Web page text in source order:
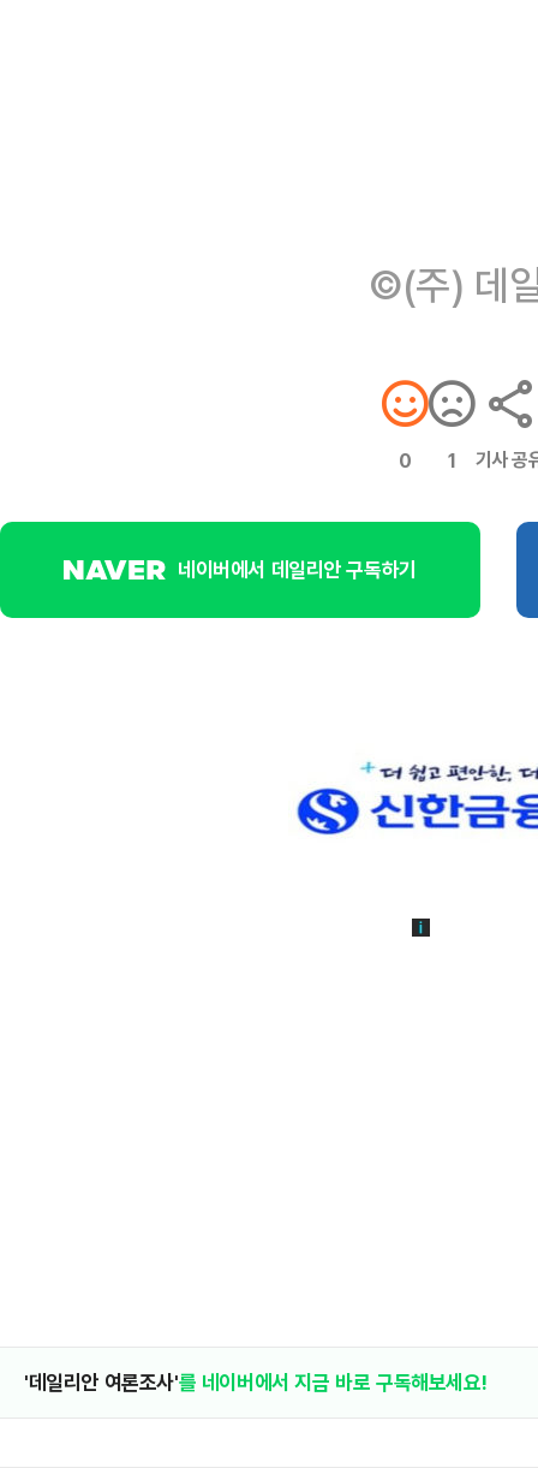
©(주) 데
0 1 기사 공
네이버에서 데일리안 구독하기
'데일리안 여론조사'를 네이버에서 지금 바로 구독해보세요!